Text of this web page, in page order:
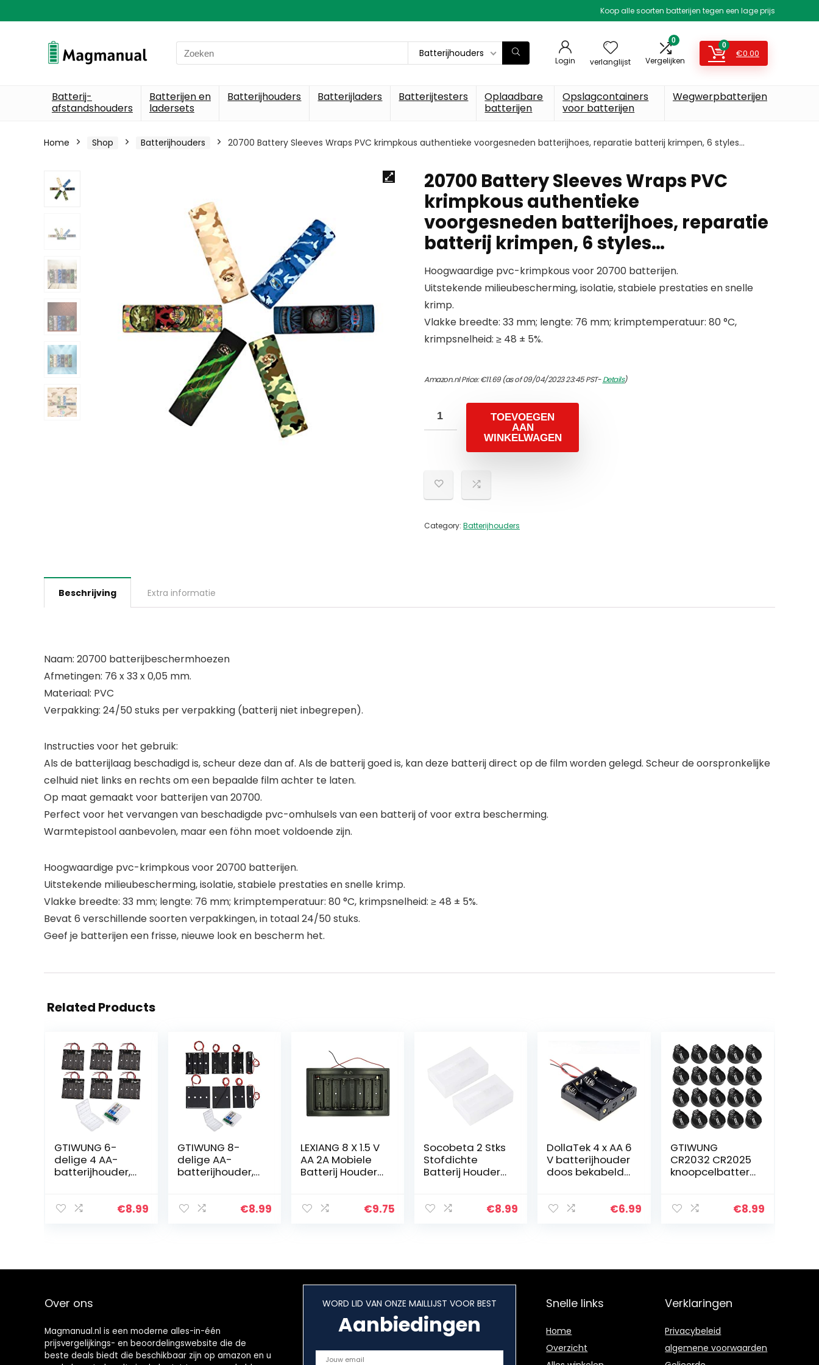
Koop alle soorten batterijen tegen een lage prijs
Search
for:
Batterijhouders
Login verlanglijst
0
Vergelijken
0
€0.00
Batterij-
afstandshouders
Batterijen en
ladersets
Batterijhouders Batterijladers Batterijtesters
Oplaadbare
batterijen
Opslagcontainers
voor batterijen
Wegwerpbatterijen
Home Shop Batterijhouders 20700 Battery Sleeves Wraps PVC krimpkous authentieke voorgesneden batterijhoes, reparatie batterij krimpen, 6 styles…
20700 Battery Sleeves Wraps PVC
krimpkous authentieke
voorgesneden batterijhoes, reparatie
batterij krimpen, 6 styles…
Hoogwaardige pvc-krimpkous voor 20700 batterijen.
Uitstekende milieubescherming, isolatie, stabiele prestaties en snelle
krimp.
Vlakke breedte: 33 mm; lengte: 76 mm; krimptemperatuur: 80 °C,
krimpsnelheid: ≥ 48 ± 5%.
Amazon.nl Price:€11.69(as of 09/04/2023 23:45 PST-Details)
TOEVOEGEN
AAN
WINKELWAGEN
Category: Batterijhouders
Beschrijving Extra informatie
Naam: 20700 batterijbeschermhoezen
Afmetingen: 76 x 33 x 0,05 mm.
Materiaal: PVC
Verpakking: 24/50 stuks per verpakking (batterij niet inbegrepen).
Instructies voor het gebruik:
Als de batterijlaag beschadigd is, scheur deze dan af. Als de batterij goed is, kan deze batterij direct op de film worden gelegd. Scheur de oorspronkelijke
celhuid niet links en rechts om een bepaalde film achter te laten.
Op maat gemaakt voor batterijen van 20700.
Perfect voor het vervangen van beschadigde pvc-omhulsels van een batterij of voor extra bescherming.
Warmtepistool aanbevolen, maar een föhn moet voldoende zijn.
Hoogwaardige pvc-krimpkous voor 20700 batterijen.
Uitstekende milieubescherming, isolatie, stabiele prestaties en snelle krimp.
Vlakke breedte: 33 mm; lengte: 76 mm; krimptemperatuur: 80 °C, krimpsnelheid: ≥ 48 ± 5%.
Bevat 6 verschillende soorten verpakkingen, in totaal 24/50 stuks.
Geef je batterijen een frisse, nieuwe look en bescherm het.
Related Products
GTIWUNG 6-
delige 4 AA-
batterijhouder,
draad, zwarte
€8.99
GTIWUNG 8-
delige AA-
batterijhouder,
draad, zwarte
€8.99
LEXIANG 8 X 1.5 V
AA 2A Mobiele
Batterij Houder
8×1.5 8xAA 12 V
€9.75
Socobeta 2 Stks
Stofdichte
Batterij Houder
Beschermende
€8.99
DollaTek 4 x AA 6
V batterijhouder
doos bekabelde
afdekking
€6.99
GTIWUNG
CR2032 CR2025
knoopcelbatterij
zwart,
€8.99
Over ons
Magmanual.nl is een moderne alles-in-één
prijsvergelijkings- en beoordelingswebsite die de
beste deals biedt die beschikbaar zijn op amazon en u
WORD LID VAN ONZE MAILLIJST VOOR BEST
Aanbiedingen
Snelle links
Home
Overzicht
Verklaringen
Privacybeleid
algemene voorwaarden